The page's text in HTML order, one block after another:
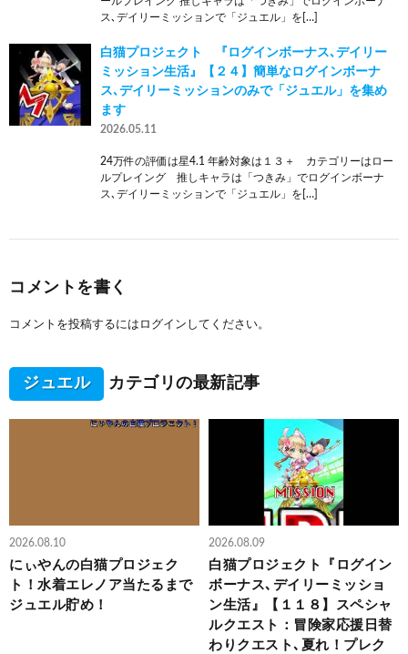
ス､デイリーミッションで「ジュエル」を[…]
白猫プロジェクト 『ログインボーナス､デイリー
ミッション生活』【２４】簡単なログインボーナ
ス､デイリーミッションのみで「ジュエル」を集め
ます
2026.05.11
24万件の評価は星4.1 年齢対象は１３＋ カテゴリーはロー
ルプレイング 推しキャラは「つきみ」でログインボーナ
ス､デイリーミッションで「ジュエル」を[…]
コメントを書く
コメントを投稿するには ログイン してください。
ジュエル カテゴリの最新記事
2026.08.10
にぃやんの白猫プロジェク
ト！水着エレノア当たるまで
ジュエル貯め！
2026.08.09
白猫プロジェクト『ログイン
ボーナス､デイリーミッショ
ン生活』【１１８】スペシャ
ルクエスト：冒険家応援日替
わりクエスト､夏れ！プレク